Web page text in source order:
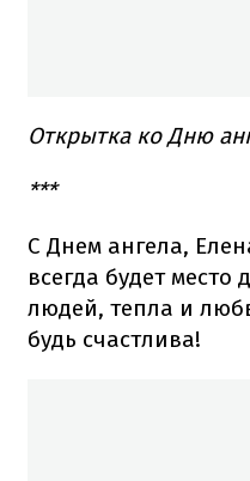
Открытка ко Дню
***
С Днем ангела,
всегда будет место
людей, тепла и
будь счастлива!